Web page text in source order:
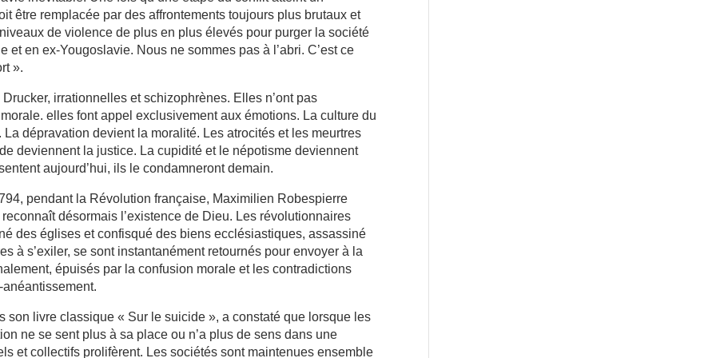
être remplacée par des affrontements toujours plus brutaux et
de violence de plus en plus élevés pour purger la société
en ex-Yougoslavie. Nous ne sommes pas à l’abri. C’est ce
».
irrationnelles et schizophrènes. Elles n’ont pas
elles font appel exclusivement aux émotions. La culture du
dépravation devient la moralité. Les atrocités et les meurtres
deviennent la justice. La cupidité et le népotisme deviennent
aujourd’hui, ils le condamneront demain.
pendant la Révolution française, Maximilien Robespierre
désormais l’existence de Dieu. Les révolutionnaires
des églises et confisqué des biens ecclésiastiques, assassiné
à s’exiler, se sont instantanément retournés pour envoyer à la
épuisés par la confusion morale et les contradictions
son livre classique « Sur le suicide », a constaté que lorsque les
ne se sent plus à sa place ou n’a plus de sens dans une
et collectifs prolifèrent. Les sociétés sont maintenues ensemble